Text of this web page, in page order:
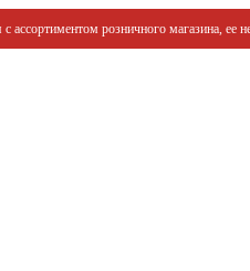
розничного магазина, ее